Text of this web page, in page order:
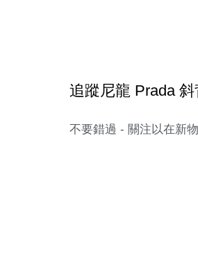
追蹤尼龍 Prada
不要錯過 - 關注以在新